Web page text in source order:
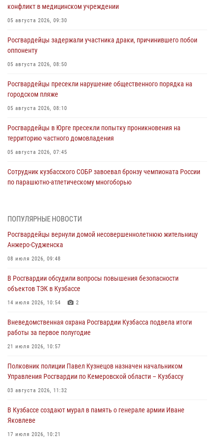
конфликт в медицинском учреждении
05 августа 2026, 09:30
Росгвардейцы задержали участника драки, причинившего побои
оппоненту
05 августа 2026, 08:50
Росгвардейцы пресекли нарушение общественного порядка на
городском пляже
05 августа 2026, 08:10
Росгвардейцы в Юрге пресекли попытку проникновения на
территорию частного домовладения
05 августа 2026, 07:45
Сотрудник кузбасского СОБР завоевал бронзу чемпионата России
по парашютно-атлетическому многоборью
Кузбассовцы высоко оценили качество предоставления
04 августа 2026, 09:42
Росгвардейцы помогли разыскать троих юных путешественников из
04 августа 2026, 08:42
Росгвардейцы задержали нарушителя общественного порядка в
04 августа 2026, 07:41
Кемеровские росгвардейцы пресекли попытку хищения товара
04 августа 2026, 06:32
ПОПУЛЯРНЫЕ НОВОСТИ
Росгвардейцы вернули домой несовершеннолетнюю жительницу
Анжеро-Судженска
08 июля 2026, 09:48
В Росгвардии обсудили вопросы повышения безопасности
объектов ТЭК в Кузбассе
14 июля 2026, 10:54 2
Вневедомственная охрана Росгвардии Кузбасса подвела итоги
работы за первое полугодие
21 июля 2026, 10:57
Полковник полиции Павел Кузнецов назначен начальником
Управления Росгвардии по Кемеровской области – Кузбассу
03 августа 2026, 11:32
В Кузбассе создают мурал в память о генерале армии Иване
Яковлеве
17 июля 2026, 10:21